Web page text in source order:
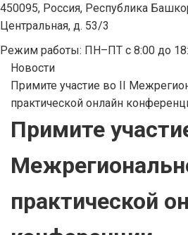
450095, Россия, Республика
Центральная, д. 53/3
Режим работы: ПН–ПТ с 8:00 до
Новости
Примите участие во II
практической онлайн
Примите
практической